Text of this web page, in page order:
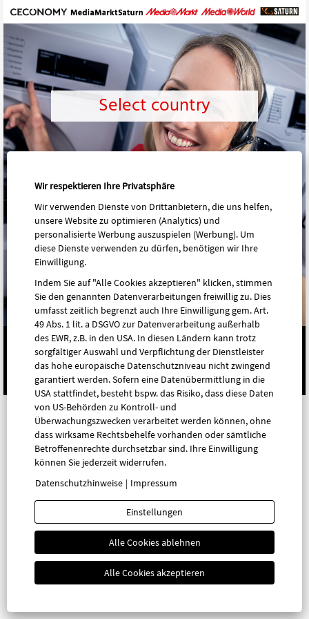
Wir respektieren Ihre Privatsphäre
Wir verwenden Dienste von Drittanbietern, die uns helfen,
unsere Website zu optimieren (Analytics) und
personalisierte Werbung auszuspielen (Werbung). Um
diese Dienste verwenden zu dürfen, benötigen wir Ihre
Einwilligung.
Indem Sie auf "Alle Cookies akzeptieren" klicken, stimmen
Sie den genannten Datenverarbeitungen freiwillig zu. Dies
umfasst zeitlich begrenzt auch Ihre Einwilligung gem. Art.
49 Abs. 1 lit. a DSGVO zur Datenverarbeitung außerhalb
des EWR, z.B. in den USA. In diesen Ländern kann trotz
sorgfältiger Auswahl und Verpflichtung der Dienstleister
das hohe europäische Datenschutzniveau nicht zwingend
garantiert werden. Sofern eine Datenübermittlung in die
USA stattfindet, besteht bspw. das Risiko, dass diese Daten
von US-Behörden zu Kontroll- und
Überwachungszwecken verarbeitet werden können, ohne
dass wirksame Rechtsbehelfe vorhanden oder sämtliche
Betroffenenrechte durchsetzbar sind. Ihre Einwilligung
können Sie jederzeit widerrufen.
Datenschutzhinweise | Impressum
Einstellungen
Alle Cookies ablehnen
Alle Cookies akzeptieren
CookiesPrivacy PolicyImprint